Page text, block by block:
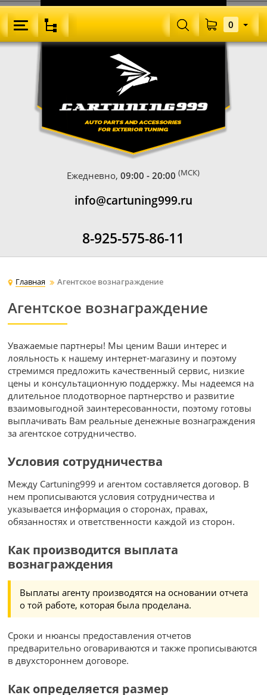
Ежедневно,09:00 - 20:00 (МСК)
info@cartuning999.ru
8-925-575-86-11
0
Главная Агентское вознаграждение
Агентское вознаграждение
Уважаемые партнеры! Мы ценим Ваши интерес и
лояльность к нашему интернет-магазину и поэтому
стремимся предложить качественный сервис, низкие
цены и консультационную поддержку. Мы надеемся на
длительное плодотворное партнерство и развитие
взаимовыгодной заинтересованности, поэтому готовы
выплачивать Вам реальные денежные вознаграждения
за агентское сотрудничество.
Условия сотрудничества
Между Cartuning999 и агентом составляется договор. В
нем прописываются условия сотрудничества и
указывается информация о сторонах, правах,
обязанностях и ответственности каждой из сторон.
Как производится выплата
вознаграждения
Выплаты агенту производятся на основании отчета
о той работе, которая была проделана.
Сроки и нюансы предоставления отчетов
предварительно оговариваются и также прописываются
в двухстороннем договоре.
Как определяется размер